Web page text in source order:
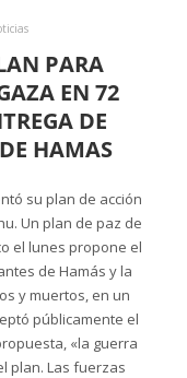
PARA
EN 72
DE
HAMAS
su plan de acción
Un plan de paz de
el lunes propone el
de Hamás y la
y muertos, en un
públicamente el
«la guerra
plan. Las fuerzas